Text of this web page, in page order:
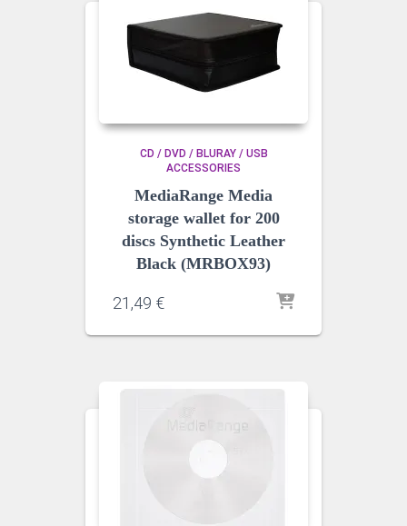
CD / DVD / BLURAY / USB
ACCESSORIES
MediaRange Media
storage wallet for 200
discs Synthetic Leather
Black (MRBOX93)
21,49 €